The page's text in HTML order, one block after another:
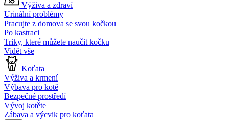
Výživa a zdraví
Urinální problémy
Pracujte z domova se svou kočkou
Po kastraci
Triky, které můžete naučit kočku
Vidět vše
Koťata
Výživa a krmení
Výbava pro kotě
Bezpečné prostředí
Vývoj kotěte
Zábava a výcvik pro koťata